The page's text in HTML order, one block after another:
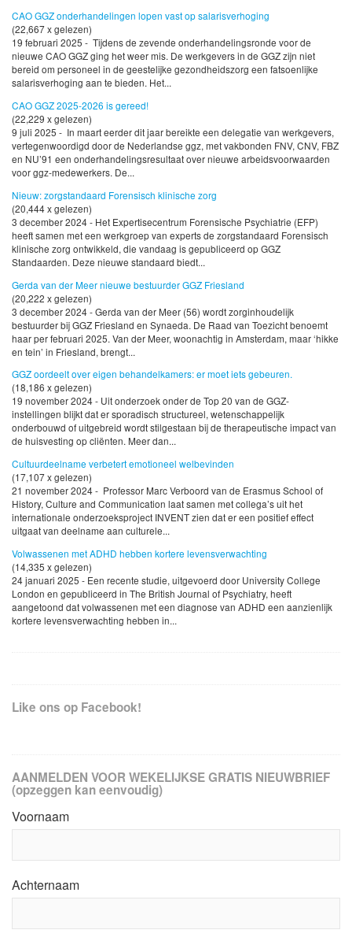
CAO GGZ onderhandelingen lopen vast op salarisverhoging
(22,667 x gelezen)
19 februari 2025 - Tijdens de zevende onderhandelingsronde voor de
nieuwe CAO GGZ ging het weer mis. De werkgevers in de GGZ zijn niet
bereid om personeel in de geestelijke gezondheidszorg een fatsoenlijke
salarisverhoging aan te bieden. Het...
CAO GGZ 2025-2026 is gereed!
(22,229 x gelezen)
9 juli 2025 - In maart eerder dit jaar bereikte een delegatie van werkgevers,
vertegenwoordigd door de Nederlandse ggz, met vakbonden FNV, CNV, FBZ
en NU’91 een onderhandelingsresultaat over nieuwe arbeidsvoorwaarden
voor ggz-medewerkers. De...
Nieuw: zorgstandaard Forensisch klinische zorg
(20,444 x gelezen)
3 december 2024 - Het Expertisecentrum Forensische Psychiatrie (EFP)
heeft samen met een werkgroep van experts de zorgstandaard Forensisch
klinische zorg ontwikkeld, die vandaag is gepubliceerd op GGZ
Standaarden. Deze nieuwe standaard biedt...
Gerda van der Meer nieuwe bestuurder GGZ Friesland
(20,222 x gelezen)
3 december 2024 - Gerda van der Meer (56) wordt zorginhoudelijk
bestuurder bij GGZ Friesland en Synaeda. De Raad van Toezicht benoemt
haar per februari 2025. Van der Meer, woonachtig in Amsterdam, maar ‘hikke
en tein’ in Friesland, brengt...
GGZ oordeelt over eigen behandelkamers: er moet iets gebeuren.
(18,186 x gelezen)
19 november 2024 - Uit onderzoek onder de Top 20 van de GGZ-
instellingen blijkt dat er sporadisch structureel, wetenschappelijk
onderbouwd of uitgebreid wordt stilgestaan bij de therapeutische impact van
de huisvesting op cliënten. Meer dan...
Cultuurdeelname verbetert emotioneel welbevinden
(17,107 x gelezen)
21 november 2024 - Professor Marc Verboord van de Erasmus School of
History, Culture and Communication laat samen met collega’s uit het
internationale onderzoeksproject INVENT zien dat er een positief effect
uitgaat van deelname aan culturele...
Volwassenen met ADHD hebben kortere levensverwachting
(14,335 x gelezen)
24 januari 2025 - Een recente studie, uitgevoerd door University College
London en gepubliceerd in The British Journal of Psychiatry, heeft
aangetoond dat volwassenen met een diagnose van ADHD een aanzienlijk
kortere levensverwachting hebben in...
Like ons op Facebook!
AANMELDEN VOOR WEKELIJKSE GRATIS NIEUWBRIEF
(opzeggen kan eenvoudig)
Voornaam
Achternaam